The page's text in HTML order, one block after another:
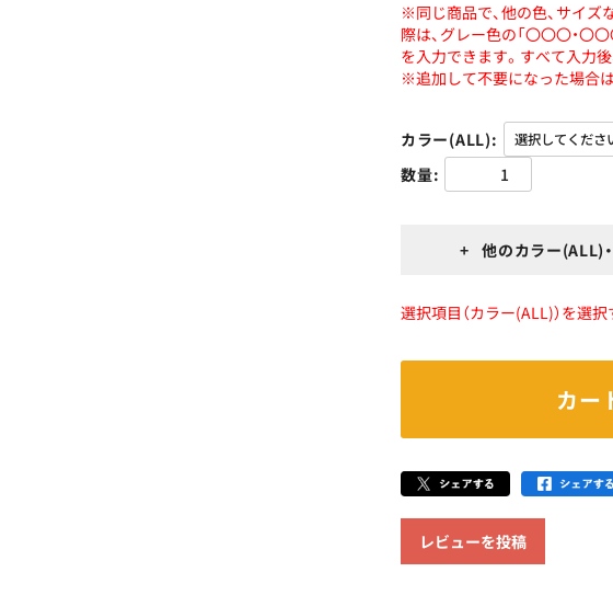
※同じ商品で、他の色、サイ
際は、グレー色の「〇〇〇・〇
を入力できます。すべて入力
※追加して不要になった場合
カラー(ALL)
数量
+ 他のカラー(ALL)
選択項目（カラー(ALL)）を選
カー
レビューを投稿